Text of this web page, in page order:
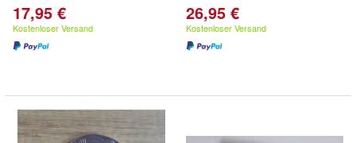
17,95 €
Kostenloser Versand
26,95 €
Kostenloser Versand